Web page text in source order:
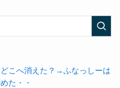
こへ消えた？→ふなっしーは
た・・